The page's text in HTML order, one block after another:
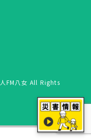
八女 All Rights